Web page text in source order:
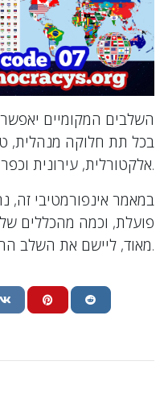
השלבים המקומיים
בכל תת חלוקה מנהלית,
אלקטורלית, עירונית וכפרי.
במאמר אינפורמטיבי זה,
פועלת, וכמה מהכללים
מאוד, ליישם את השלב החשוב הזה בצורה הטובה ביותר.